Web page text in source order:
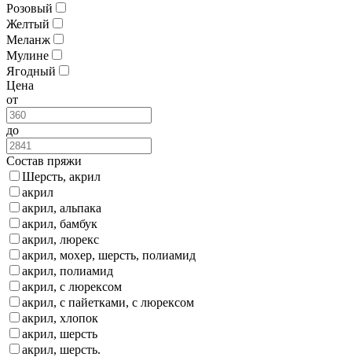
Розовый
Желтый
Меланж
Мулине
Ягодный
Цена
от
до
Состав пряжи
Шерсть, акрил
акрил
акрил, альпака
акрил, бамбук
акрил, люрекс
акрил, мохер, шерсть, полиамид
акрил, полиамид
акрил, с люрексом
акрил, с пайетками, с люрексом
акрил, хлопок
акрил, шерсть
акрил, шерсть.